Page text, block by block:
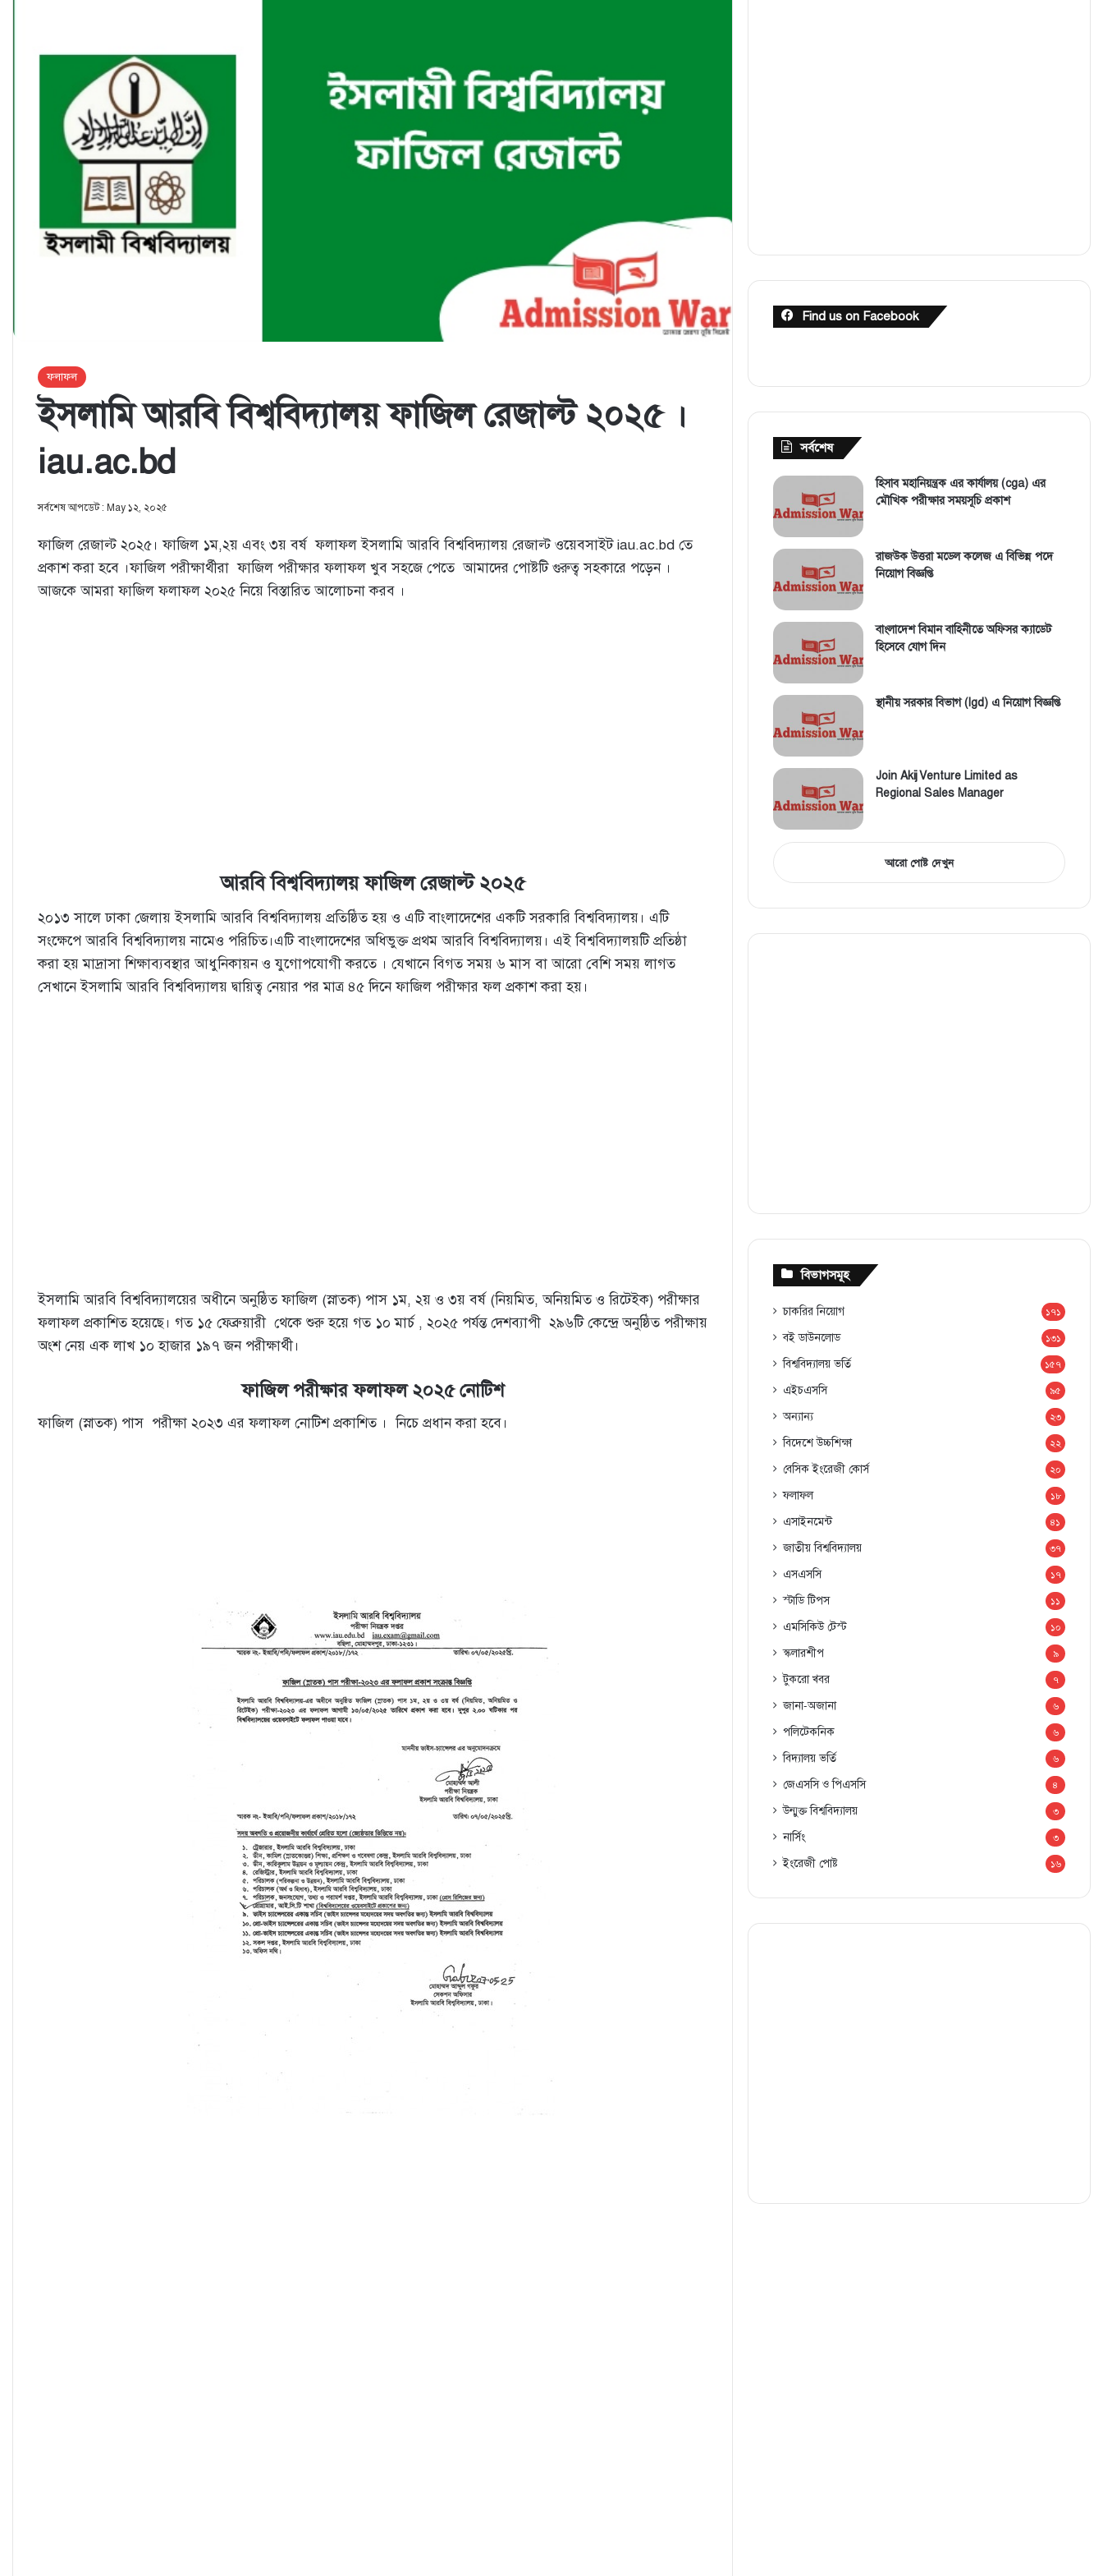
ফলাফল
ইসলামি আরবি বিশ্ববিদ্যালয় ফাজিল রেজাল্ট ২০২৫ ।
iau.ac.bd
সর্বশেষ আপডেট : May ১২, ২০২৫
ফাজিল রেজাল্ট ২০২৫। ফাজিল ১ম,২য় এবং ৩য় বর্ষ ফলাফল ইসলামি আরবি বিশ্ববিদ্যালয় রেজাল্ট ওয়েবসাইট iau.ac.bd তে
প্রকাশ করা হবে ।ফাজিল পরীক্ষার্থীরা ফাজিল পরীক্ষার ফলাফল খুব সহজে পেতে আমাদের পোষ্টটি গুরুত্ব সহকারে পড়েন ।
‌আজকে আমরা ফাজিল ফলাফল ২০২৫ নিয়ে বিস্তারিত আলোচনা করব ।
আরবি বিশ্ববিদ্যালয় ফাজিল রেজাল্ট ২০২৫
২০১৩ সালে ঢাকা জেলায় ইসলামি আরবি বিশ্ববিদ্যালয় প্রতিষ্ঠিত হয় ও এটি বাংলাদেশের একটি সরকারি বিশ্ববিদ্যালয়। এটি
সংক্ষেপে আরবি বিশ্ববিদ্যালয় নামেও পরিচিত।এটি বাংলাদেশের অধিভুক্ত প্রথম আরবি বিশ্ববিদ্যালয়। এই বিশ্ববিদ্যালয়টি প্রতিষ্ঠা
করা হয় মাদ্রাসা শিক্ষাব্যবস্থার আধুনিকায়ন ও যুগোপযোগী করতে । যেখানে বিগত সময় ৬ মাস বা আরো বেশি সময় লাগত
সেখানে ইসলামি আরবি বিশ্ববিদ্যালয় দ্বায়িত্ব নেয়ার পর মাত্র ৪৫ দিনে ফাজিল পরীক্ষার ফল প্রকাশ করা হয়।
ইসলামি আরবি বিশ্ববিদ্যালয়ের অধীনে অনুষ্ঠিত ফাজিল (স্নাতক) পাস ১ম, ২য় ও ৩য় বর্ষ (নিয়মিত, অনিয়মিত ও রিটেইক) পরীক্ষার
ফলাফল প্রকাশিত হয়েছে। গত ১৫ ফেব্রুয়ারী থেকে শুরু হয়ে গত ১০ মার্চ , ২০২৫ পর্যন্ত দেশব্যাপী ২৯৬টি কেন্দ্রে অনুষ্ঠিত পরীক্ষায়
অংশ নেয় এক লাখ ১০ হাজার ১৯৭ জন পরীক্ষার্থী।
ফাজিল পরীক্ষার ফলাফল ২০২৫ নোটিশ
ফাজিল (স্নাতক) পাস পরীক্ষা ২০২৩ এর ফলাফল নোটিশ প্রকাশিত । নিচে প্রধান করা হবে।
Find us on Facebook
সর্বশেষ
হিসাব মহানিয়ন্ত্রক এর কার্যালয় (cga) এর
মৌখিক পরীক্ষার সময়সূচি প্রকাশ
রাজউক উত্তরা মডেল কলেজ এ বিভিন্ন পদে
নিয়োগ বিজ্ঞপ্তি
বাংলাদেশ বিমান বাহিনীতে অফিসর ক্যাডেট
হিসেবে যোগ দিন
স্থানীয় সরকার বিভাগ (lgd) এ নিয়োগ বিজ্ঞপ্তি
Join Akij Venture Limited as
Regional Sales Manager
আরো পোষ্ট দেখুন
বিভাগসমূহ
চাকরির নিয়োগ ১৭১
বই ডাউনলোড ১৩১
বিশ্ববিদ্যালয় ভর্তি ১৫৭
এইচএসসি ৯৫
অন্যান্য ২৩
বিদেশে উচ্চশিক্ষা ২২
বেসিক ইংরেজী কোর্স ২০
ফলাফল ১৮
এসাইনমেন্ট ৪১
জাতীয় বিশ্ববিদ্যালয় ৩৭
এসএসসি ১৭
স্টাডি টিপস ১১
এমসিকিউ টেস্ট ১০
স্কলারশীপ ৯
টুকরো খবর ৭
জানা-অজানা ৬
পলিটেকনিক ৬
বিদ্যালয় ভর্তি ৬
জেএসসি ও পিএসসি ৪
উন্মুক্ত বিশ্ববিদ্যালয় ৩
নার্সিং ৩
ইংরেজী পোষ্ট ১৬